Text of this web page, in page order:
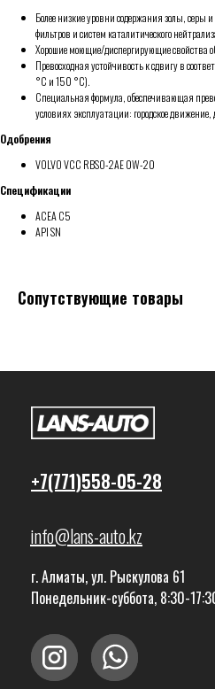
Более низкие уровни содержания золы, серы
фильтров и систем каталитического
Хорошие моющие/диспергирующие свойства
Превосходная устойчивость к сдвигу в
°C и 150 °C).
Специальная формула, обеспечивающая
условиях эксплуатации: городское
Одобрения
VOLVO VCC RBSO-2AE 0W-20
Спецификации
ACEA C5
API SN
Сопутствующие товары
+7(771)558-05-28
info@lans-auto.kz
г. Алматы, ул. Рыскулова 61
Понедельник-суббота, 8:30-